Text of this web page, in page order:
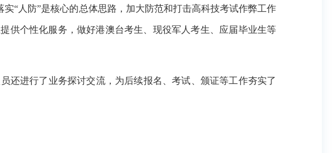
“人防”是核心的总体思路，加大防范和打击高科技考试作弊工作
供个性化服务，做好港澳台考生、现役军人考生、应届毕业生等
还进行了业务探讨交流，为后续报名、考试、颁证等工作夯实了